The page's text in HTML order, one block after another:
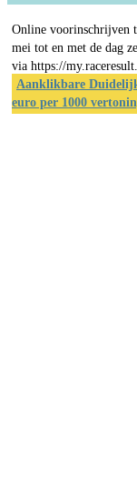
Online voorinschrijven
mei tot en met de dag
via https://
Aanklikbare
euro per 1000